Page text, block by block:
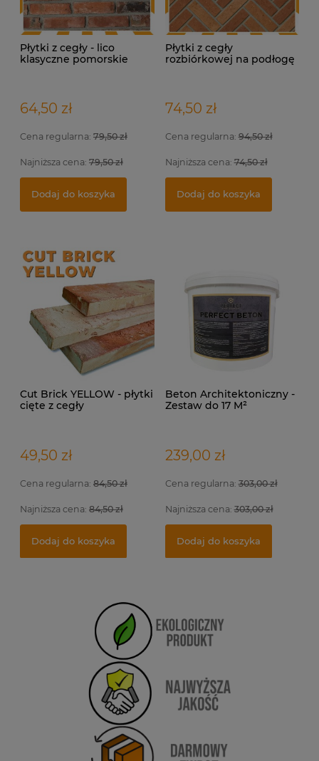
Płytki z cegły - lico
klasyczne pomorskie
64,50 zł
Cena regularna: 79,50 zł
Najniższa cena: 79,50 zł
Dodaj do koszyka
Płytki z cegły
rozbiórkowej na podłogę
74,50 zł
Cena regularna:94,50 zł
Najniższa cena:74,50 zł
Dodaj do koszyka
Cut Brick YELLOW - płytki
cięte z cegły
49,50 zł
Cena regularna: 84,50 zł
Najniższa cena: 84,50 zł
Dodaj do koszyka
Beton Architektoniczny -
Zestaw do 17 M²
239,00 zł
Cena regularna:303,00 zł
Najniższa cena:303,00 zł
Dodaj do koszyka
Indywidualna wizualizacja projektu
Dodaj do koszyka